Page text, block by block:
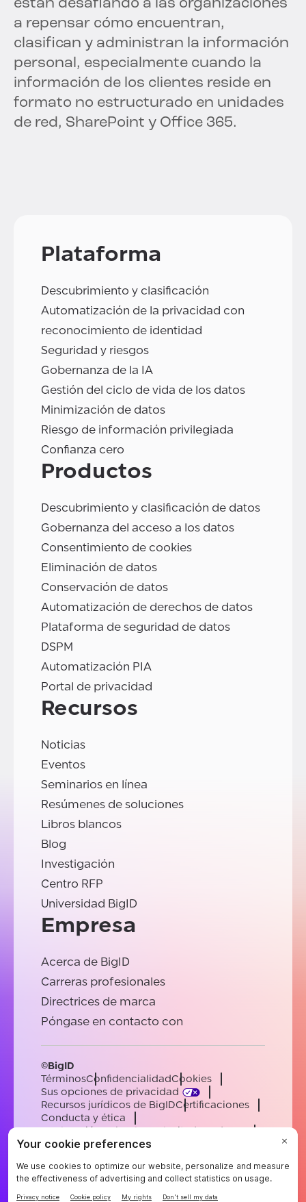
están desafiando a las organizaciones
a repensar cómo encuentran,
clasifican y administran la información
personal, especialmente cuando la
información de los clientes reside en
formato no estructurado en unidades
de red, SharePoint y Office 365.
Plataforma
Descubrimiento y clasificación
Automatización de la privacidad con
reconocimiento de identidad
Seguridad y riesgos
Gobernanza de la IA
Gestión del ciclo de vida de los datos
Minimización de datos
Riesgo de información privilegiada
Confianza cero
Productos
Descubrimiento y clasificación de datos
Gobernanza del acceso a los datos
Consentimiento de cookies
Eliminación de datos
Conservación de datos
Automatización de derechos de datos
Plataforma de seguridad de datos
DSPM
Automatización PIA
Portal de privacidad
Recursos
Noticias
Eventos
Seminarios en línea
Resúmenes de soluciones
Libros blancos
Blog
Investigación
Centro RFP
Universidad BigID
Empresa
Acerca de BigID
Carreras profesionales
Directrices de marca
Póngase en contacto con
©BigID
TérminosConfidencialidadCookies
Sus opciones de privacidad
Recursos jurídicos de BigIDCertificaciones
Conducta y ética
Declaración sobre la esclavitud moderna
SubprocesadoresAyuda
EnglishGermanFrenchSpanishPortuguese